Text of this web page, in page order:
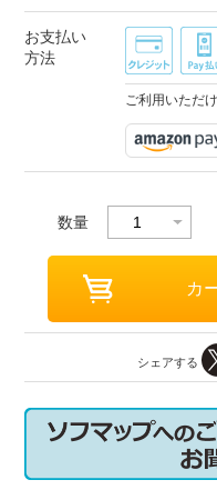
お支払い
方法
ご利用いただ
数量
シェアする